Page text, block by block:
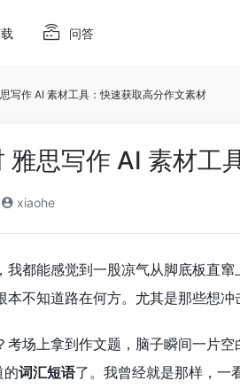
问答
写作 AI 素材工具：快速获取高分作文素材
雅思写作 AI 素材工
xiaohe
我都能感觉到一股凉气从脚底板直
本不知道路在何方。尤其是那些想冲
考场上拿到作文题，脑子瞬间一片
的词汇短语了。我曾经就是那样，